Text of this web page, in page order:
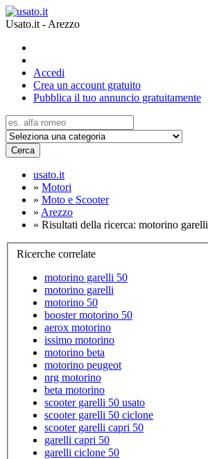
Usato.it - Arezzo
Accedi
Crea un account gratuito
Pubblica il tuo annuncio gratuitamente
Cerca
usato.it
» Motori
» Moto e Scooter
» Arezzo
» Risultati della ricerca: motorino garelli
Ricerche correlate
motorino garelli 50
motorino garelli
motorino 50
booster motorino 50
aerox motorino
issimo motorino
motorino beta
motorino peugeot
nrg motorino
beta motorino
scooter garelli 50 usato
scooter garelli 50 ciclone
scooter garelli capri 50
garelli capri 50
garelli ciclone 50